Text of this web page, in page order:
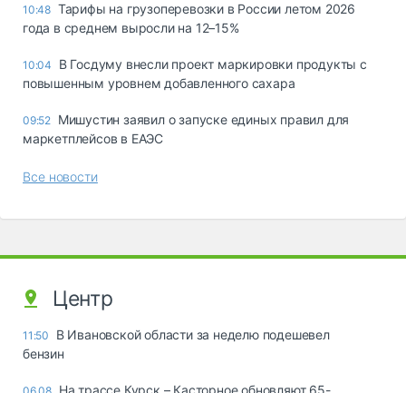
10:48 Тарифы на грузоперевозки в России летом 2026
года в среднем выросли на 12–15%
10:04
В Госдуму внесли проект маркировки продукты с
повышенным уровнем добавленного сахара
09:52 Мишустин заявил о запуске единых правил для
маркетплейсов в ЕАЭС
Все новости
Центр
11:50
В Ивановской области за неделю подешевел
бензин
На трассе Курск – Касторное обновляют 65-